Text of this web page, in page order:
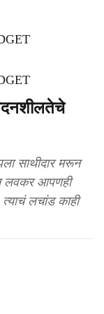
साथीदार मरून
लवकर आपणही
लचांड काही